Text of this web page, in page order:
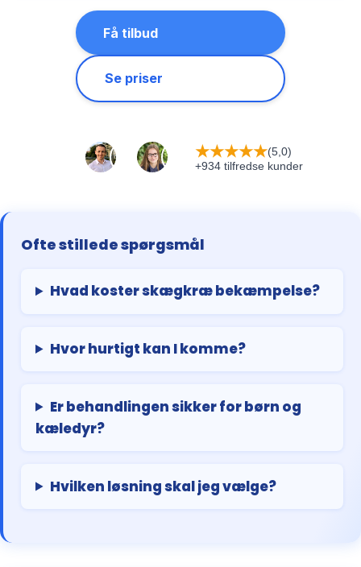
Få tilbud
Se priser
★★★★★(5,0)
+934 tilfredse kunder
Ofte stillede spørgsmål
Hvad koster skægkræ bekæmpelse?
Hvor hurtigt kan I komme?
Er behandlingen sikker for børn og
kæledyr?
Hvilken løsning skal jeg vælge?